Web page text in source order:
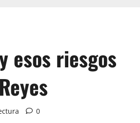
esos riesgos
0